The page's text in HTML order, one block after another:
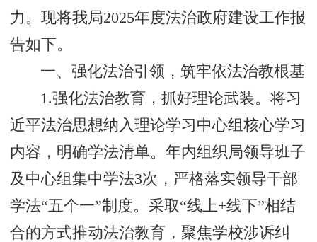
力。现将我局2025年度法治政府建设工作报
告如下。
‌一、强化法治引领，筑牢依法治教根基‌
1.强化法治教育，抓好理论武装。将习
近平法治思想纳入理论学习中心组核心学习
内容，明确学法清单。年内组织局领导班子
及中心组集中学法‌3次‌，严格落实领导干部
学法“五个一”制度。采取“线上+线下”相结
合的方式推动法治教育，聚焦学校涉诉纠